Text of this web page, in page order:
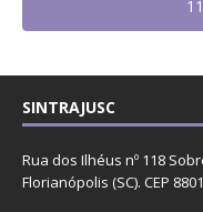
SINTRAJUSC
Rua dos Ilhéus nº 118
Florianópolis (SC). CEP